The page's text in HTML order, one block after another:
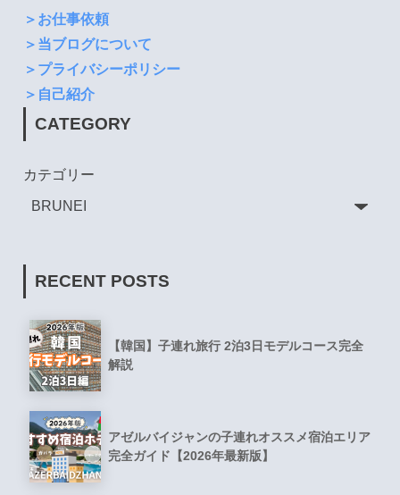
＞お仕事依頼
＞当ブログについて
＞プライバシーポリシー
＞自己紹介
CATEGORY
カテゴリー
RECENT POSTS
【韓国】子連れ旅行 2泊3日モデルコース完全
解説
アゼルバイジャンの子連れオススメ宿泊エリア
完全ガイド【2026年最新版】